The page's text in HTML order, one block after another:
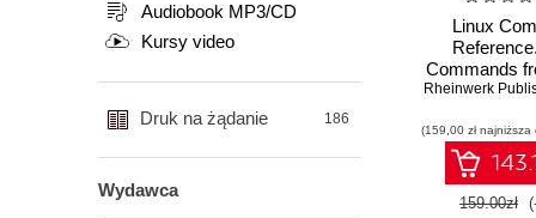
Audiobook MP3/CD
Kursy video
Druk na żądanie 186
Wydawca
Linux
Commands
Rheinwerk
(159,00 zł
159.00zł